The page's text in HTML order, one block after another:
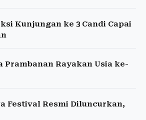
Kunjungan ke 3 Candi Capai
Prambanan Rayakan Usia ke-
Festival Resmi Diluncurkan,